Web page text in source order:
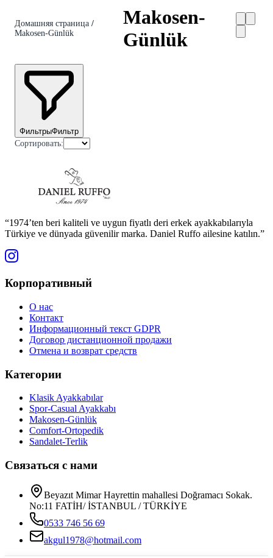
Домашняя страница /
Makosen-Günlük
Makosen-
Günlük
ФильтрыФильтр
Сортировать:
“1974’ten beri kaliteli ve uygun fiyatlı deri erkek ayakkabılarıyla
Türkiye ve dünyada güvenilir marka. Daniel Ruffo ailesine katılın.”
Корпоративный
О нас
Контакт
Информационный текст GDPR
Договор дистанционной продажи
Отмена и возврат средств
Категории
Klasik Ayakkabılar
Spor-Casual Ayakkabı
Makosen-Günlük
Comfort-Ortopedik
Sandalet-Terlik
Связаться с нами
Beyazıt Mimar Hayrettin mahallesi Doğramacı Sokak.
No:11 FATİH/ İSTANBUL / TÜRKİYE
0533 746 56 69
akgul1978@hotmail.com